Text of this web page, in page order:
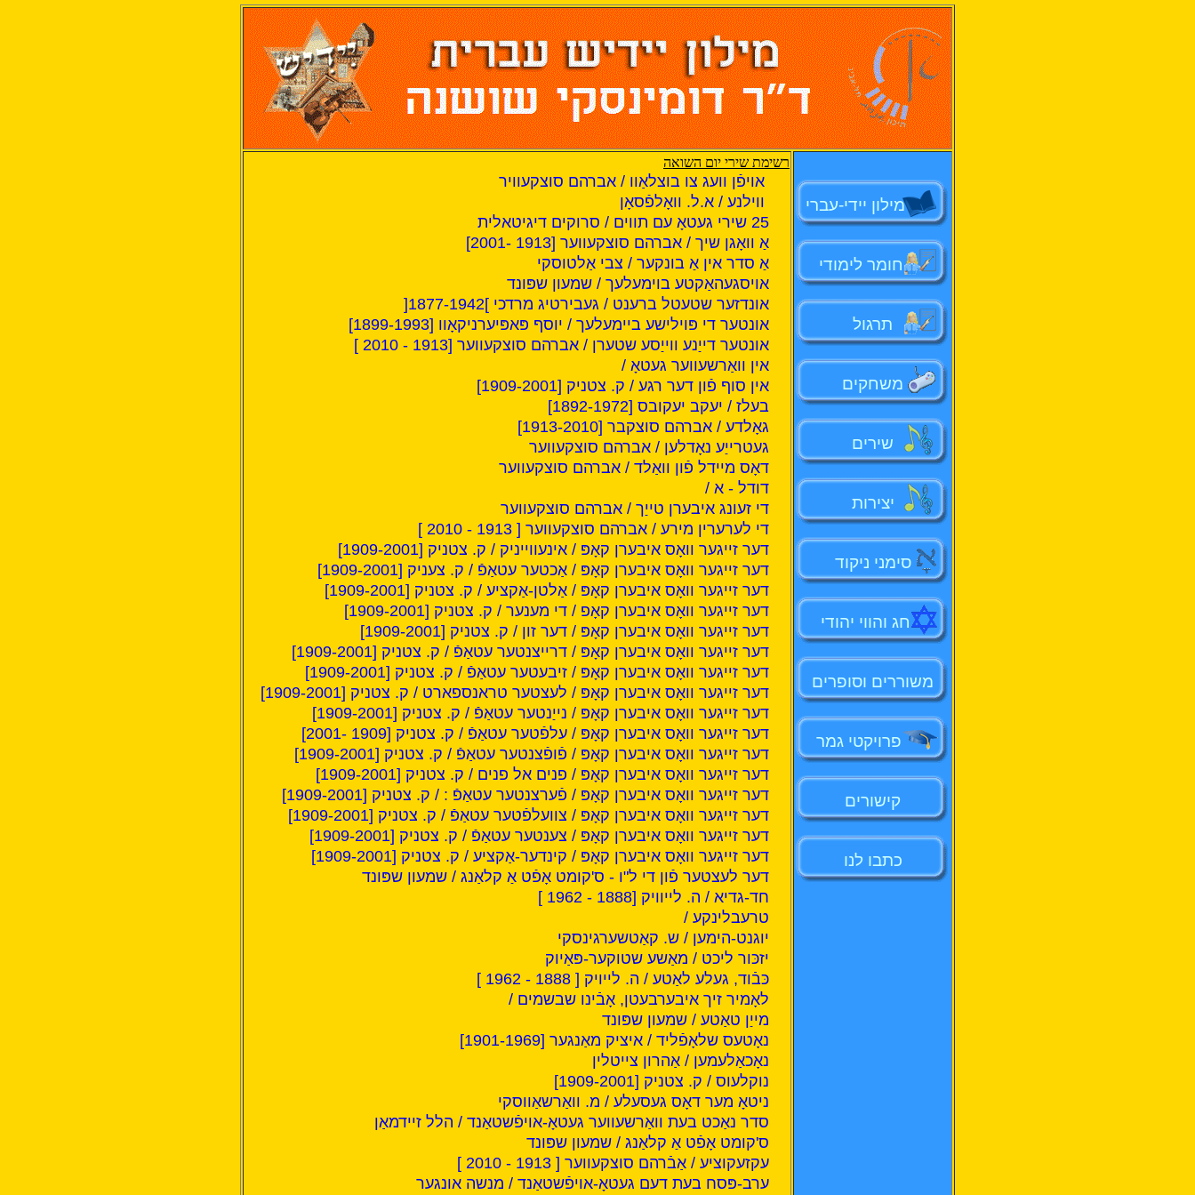
רשימת שירי יום השואה
אויפֿן וועג צו בוצלאַוו / אברהם סוצקעוויר
ווילנע / א.ל. וואָלפֿסאָן
25 שירי געטאָ עם תווים / סרוקים דיגיטאלית
אַ וואָגן שיך / אברהם סוצקעווער [1913 -2001]
אַ סדר אין אַ בונקער / צבי אַלטוסקי
אויסגעהאַקטע בוימעלעך / שמעון שפּונד
אונדזער שטעטל ברענט / געבירטיג מרדכי ]1877-1942[
אונטער די פּוילישע ביימעלעך / יוסף פּאפּיערניקאָוו [1899-1993]
אונטער דייַנע ווייַסע שטערן / אברהם סוצקעווער [1913 - 2010 ]
אין וואַרשעווער געטאָ /
אין סוף פֿון דער רגע / ק. צטניק [1909-2001]
בעלז / יעקב יעקובס [1892-1972]
גאָלדע / אברהם סוצקבר [1913-2010]
געטרייַע נאָדלען / אברהם סוצקעווער
דאָס מיידל פֿון וואַלד / אברהם סוצקעווער
דודל - א /
די זעונג איבערן טייַך / אברהם סוצקעווער
די לערערין מירע / אברהם סוצקעווער [ 1913 - 2010 ]
דער זייגער וואָס איבערן קאָפּ / אינעווייניק / ק. צטניק [1909-2001]
דער זייגער וואָס איבערן קאָפּ / אַכטער עטאַפֿ / ק. צעניק [1909-2001]
דער זייגער וואָס איבערן קאָפּ / אַלטן-אַקציע / ק. צטניק [1909-2001]
דער זייגער וואָס איבערן קאָפ / די מענער / ק. צטניק [1909-2001]
דער זייגער וואָס איבערן קאָפּ / דער זון / ק. צטניק [1909-2001]
דער זייגער וואָס איבערן קאָפּ / דרייצנטער עטאַפֿ / ק. צטניק [1909-2001]
דער זייגער וואָס איבערן קאָפּ / זיבעטער עטאַפֿ / ק. צטניק [1909-2001]
דער זייגער וואָס איבערן קאָפּ / לעצטער טראנספארט / ק. צטניק [1909-2001]
דער זייגער וואָס איבערן קאָפּ / נייַנטער עטאַפֿ / ק. צטניק [1909-2001]
דער זייגער וואָס איבערן קאָפּ / עלפֿטער עטאַפֿ / ק. צטניק [1909 -2001]
דער זייגער וואָס איבערן קאָפּ / פֿופֿצנטער עטאַפֿ / ק. צטניק [1909-2001]
דער זייגער וואָס איבערן קאָפּ / פנים אל פנים / ק. צטניק [1909-2001]
דער זייגער וואָס איבערן קאָפּ / פֿערצנטער עטאַפֿ : / ק. צטניק [1909-2001]
דער זייגער וואָס איבערן קאָפּ / צוועלפֿטער עטאַפֿ / ק. צטניק [1909-2001]
דער זייגער וואָס איבערן קאָפּ / צענטער עטאַפֿ / ק. צטניק [1909-2001]
דער זייגער וואָס איבערן קאָפּ / קינדער-אַקציע / ק. צטניק [1909-2001]
דער לעצטער פֿון די ל"ו - ס'קומט אָפֿט אַ קלאַנג / שמעון שפּונד
חד-גדיא / ה. לייוויק [1888 - 1962 ]
טרעבלינקע /
יוגנט-הימען / ש. קאַטשערגינסקי
יזכּור ליכט / מאַשע שטוקער-פּאַיוק
כּבֿוד, געלע לאַטע / ה. לייויק [ 1888 - 1962 ]
לאָמיר זיך איבערבעטן, אָבֿינו שבשמים /
מייַן טאַטע / שמעון שפּונד
נאָטעס שלאָפֿליד / איציק מאַנגער [1901-1969]
נאָכאַלעמען / אַהרון צייטלין
נוקלעוס / ק. צטניק [1909-2001]
ניטאָ מער דאָס געסעלע / מ. וואַרשאַווסקי
סדר נאַכט בעת וואַרשעווער געטאָ-אויפֿשטאַנד / הלל זיידמאַן
ס'קומט אָפֿט אַ קלאַנג / שמעון שפּונד
עקזעקוציע / אַבֿרהם סוצקעווער [ 1913 - 2010 ]
ערב-פּסח בעת דעם געטאָ-אויפֿשטאַנד / מנשה אונגער
מילון יידי-עברי
חומר לימודי
תרגול
משחקים
שירים
יצירות
סימני ניקוד
חג והווי יהודי
משוררים וסופרים
פרויקטי גמר
קישורים
כתבו לנו